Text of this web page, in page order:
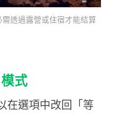
透過露營或住宿才能結算
式
在選項中改回「等